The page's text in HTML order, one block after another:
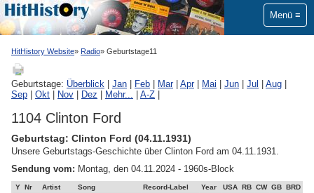
Menü
HitHistory Website Radio Geburtstage11
Geburtstage: Überblick Jan Feb Mar| Apr| Mai Jun Jul Aug
Sep
Okt Nov Dez Mehr... A-Z
1104 Clinton Ford
Geburtstag: Clinton Ford (04.11.1931)
Unsere Geburtstags-Geschichte über Clinton Ford am 04.11.1931.
Sendung vom: Montag, den 04.11.2024 - 1960s-Block
Y Nr Artist Song Record-Label Year USA RB CW GB
BRD